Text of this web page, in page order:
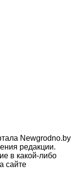
Newgrodno.by
редакции.
в какой-либо
сайте